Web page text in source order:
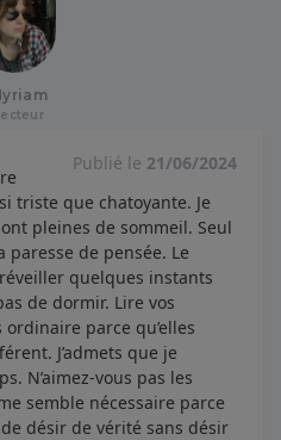
Publié le 21/06/2024
triste que chatoyante. Je
pleines de sommeil. Seul
de pensée. Le
quelques instants
de dormir. Lire vos
ordinaire parce qu’elles
J’admets que je
N’aimez-vous pas les
semble nécessaire parce
de désir de vérité sans désir